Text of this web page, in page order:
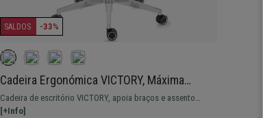
SALDOS -33%
Cadeira Ergonómica VICTORY, Máxima
Comodidade, Ajustes Avançados, Uso Diário
de 8H, Preto
Cadeira de escritório VICTORY, apoia braços e assento
regulável, mecanismo de reclinação com apoio lombar.
[+Info]